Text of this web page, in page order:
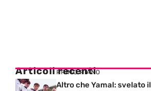
Articoli recenti
PRIMO PIANO
Altro che Yamal: svelato il